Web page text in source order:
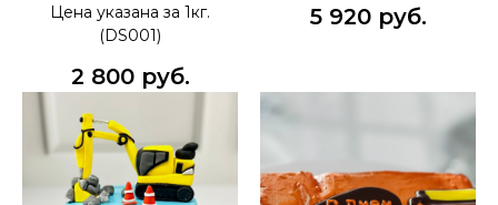
Цена указана за 1кг.
(DS001)
2 800 руб.
5 920 руб.